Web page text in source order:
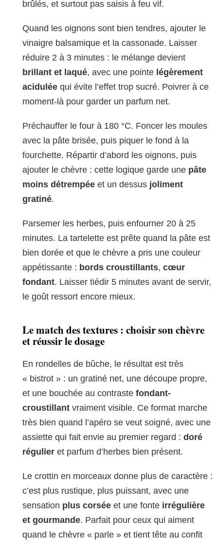
brûlés, et surtout pas saisis à feu vif.
Quand les oignons sont bien tendres, ajouter le
vinaigre balsamique et la cassonade. Laisser
réduire 2 à 3 minutes : le mélange devient
brillant et laqué, avec une pointe légèrement
acidulée qui évite l’effet trop sucré. Poivrer à ce
moment-là pour garder un parfum net.
Préchauffer le four à 180 °C. Foncer les moules
avec la pâte brisée, puis piquer le fond à la
fourchette. Répartir d’abord les oignons, puis
ajouter le chèvre : cette logique garde une pâte
moins détrempée et un dessus joliment
gratiné.
Parsemer les herbes, puis enfourner 20 à 25
minutes. La tartelette est prête quand la pâte est
bien dorée et que le chèvre a pris une couleur
appétissante : bords croustillants, cœur
fondant. Laisser tiédir 5 minutes avant de servir,
le goût ressort encore mieux.
Le match des textures : choisir son chèvre
et réussir le dosage
En rondelles de bûche, le résultat est très
« bistrot » : un gratiné net, une découpe propre,
et une bouchée au contraste fondant-
croustillant vraiment visible. Ce format marche
très bien quand l’apéro se veut soigné, avec une
assiette qui fait envie au premier regard : doré
régulier et parfum d’herbes bien présent.
Le crottin en morceaux donne plus de caractère :
c’est plus rustique, plus puissant, avec une
sensation plus corsée et une fonte irrégulière
et gourmande. Parfait pour ceux qui aiment
quand le chèvre « parle » et tient tête au confit